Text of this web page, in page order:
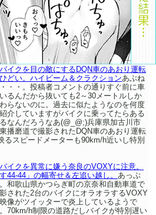
バイクを目の敵にするDQN車のあおり運転
どい。ハイビーム＆クラクションあぶね
・・。投稿者コメントの通りすぐ前に車
るんだから抜いても2～30メートルしか
らないのに。過去に似たようなのを何度
介していますがバイクに乗ってたらある
なんだろうなあ(@_@;)兵庫県加古川市
播磨道で撮影されたDQN車のあおり運転
るスピードメーターも90km/h近いし特別
バイクを異常に嫌う奈良のVOXYに注意。
す44-44」の幅寄せ＆左追い越し。 あっぶ
和歌山県かつらぎ町の京奈和自動車道で
された2台のバイクにオラオラするVOXY
像がツイッターで炎上しているようで
70km/h制限の道路だしバイクが特別遅い